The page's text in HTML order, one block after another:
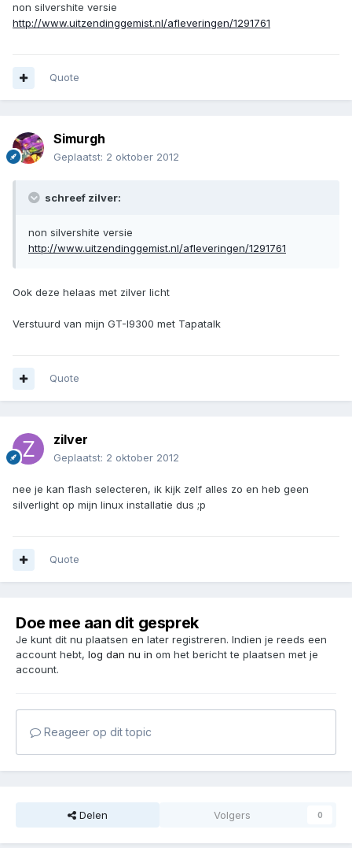
non silvershite versie
http://www.uitzendinggemist.nl/afleveringen/1291761
Quote
Simurgh
Geplaatst: 2 oktober 2012
schreef zilver:
non silvershite versie
http://www.uitzendinggemist.nl/afleveringen/1291761
Ook deze helaas met zilver licht
Verstuurd van mijn GT-I9300 met Tapatalk
Quote
zilver
Geplaatst: 2 oktober 2012
nee je kan flash selecteren, ik kijk zelf alles zo en heb geen
silverlight op mijn linux installatie dus ;p
Quote
Doe mee aan dit gesprek
Je kunt dit nu plaatsen en later registreren. Indien je reeds een
account hebt, log dan nu in om het bericht te plaatsen met je
account.
Reageer op dit topic
Delen Volgers 0